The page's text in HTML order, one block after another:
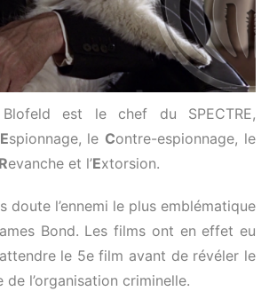
est le chef du SPECTRE,
Espionnage, le Contre-espionnage, le
Revanche et l’Extorsion.
doute l’ennemi le plus emblématique
Bond. Les films ont en effet eu
le 5e film avant de révéler le
l’organisation criminelle.